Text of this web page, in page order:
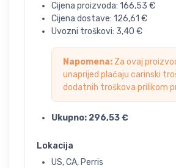
Cijena proizvoda: 166,53 €
Cijena dostave: 126,61 €
Uvozni troškovi: 3,40 €
Napomena: Za ovaj
unaprijed plaćaju carinski
dodatnih troškova prilikom
Ukupno: 296,53€
Lokacija
US, CA, Perris